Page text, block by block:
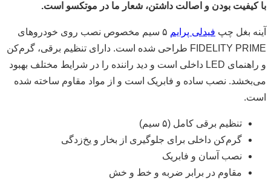
با کیفیت بودن و اصالت داشتن، شعار ما در موتکسو است.
آینه بغل چپ فیدلی پرایم
۵ سیم مخصوص نصب روی خودروهای
FIDELITY PRIME طراحی شده است. دارای تنظیم برقی، گرم‌کن
و راهنمای LED داخلی است و دید راننده را در شرایط مختلف بهبود
می‌بخشد. نصب ساده و فابریک است و از مواد مقاوم ساخته شده
است.
تنظیم برقی کامل (۵ سیم)
گرم‌کن داخلی برای جلوگیری از بخار و یخ‌زدگی
نصب آسان و فابریک
مقاوم در برابر ضربه و خط و خش